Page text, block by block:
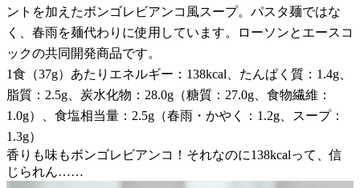
ントを加えたボンゴレビアンコ風スープ。パスタ麺ではな
く、春雨を麺代わりに使用しています。ローソンとエースコ
ックの共同開発商品です。
1食（37g）あたりエネルギー：138kcal、たんぱく質：1.4g、
脂質：2.5g、炭水化物：28.0g（糖質：27.0g、食物繊維：
1.0g）、食塩相当量：2.5g（春雨・かやく：1.2g、スープ：
1.3g）
香りも味もボンゴレビアンコ！それなのに138kcalって、信
じられん……